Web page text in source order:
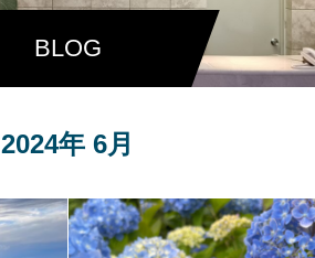
BLOG
2024年 6月